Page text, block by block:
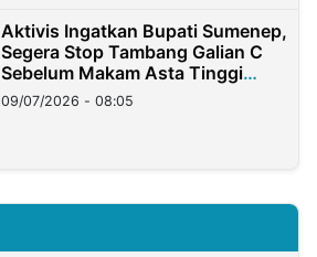
Aktivis Ingatkan Bupati Sumenep,
Segera Stop Tambang Galian C
Sebelum Makam Asta Tinggi
Longsor
09/07/2026 - 08:05